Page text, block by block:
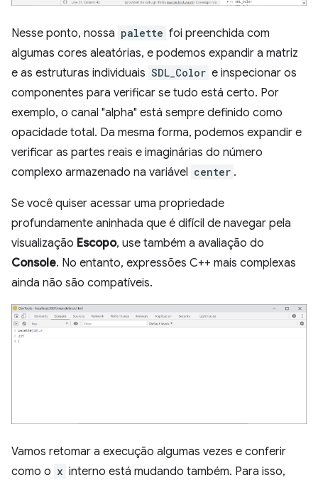
Nesse ponto, nossa palette foi preenchida com
algumas cores aleatórias, e podemos expandir a matriz
e as estruturas individuais SDL_Color e inspecionar os
componentes para verificar se tudo está certo. Por
exemplo, o canal "alpha" está sempre definido como
opacidade total. Da mesma forma, podemos expandir e
verificar as partes reais e imaginárias do número
complexo armazenado na variável center .
Se você quiser acessar uma propriedade
profundamente aninhada que é difícil de navegar pela
visualização Escopo, use também a avaliação do
Console. No entanto, expressões C++ mais complexas
ainda não são compatíveis.
Vamos retomar a execução algumas vezes e conferir
como o x interno está mudando também. Para isso,